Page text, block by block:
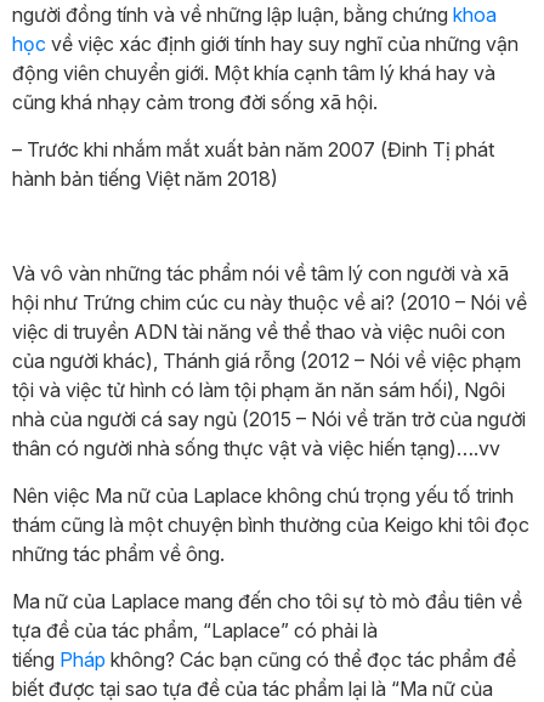
người đồng tính và về những lập luận, bằng chứng khoa
học về việc xác định giới tính hay suy nghĩ của những vận
động viên chuyển giới. Một khía cạnh tâm lý khá hay và
cũng khá nhạy cảm trong đời sống xã hội.
– Trước khi nhắm mắt xuất bản năm 2007 (Đinh Tị phát
hành bản tiếng Việt năm 2018)
Và vô vàn những tác phẩm nói về tâm lý con người và xã
hội như Trứng chim cúc cu này thuộc về ai? (2010 – Nói về
việc di truyền ADN tài năng về thể thao và việc nuôi con
của người khác), Thánh giá rỗng (2012 – Nói về việc phạm
tội và việc tử hình có làm tội phạm ăn năn sám hối), Ngôi
nhà của người cá say ngủ (2015 – Nói về trăn trở của người
thân có người nhà sống thực vật và việc hiến tạng)….vv
Nên việc Ma nữ của Laplace không chú trọng yếu tố trinh
thám cũng là một chuyện bình thường của Keigo khi tôi đọc
những tác phẩm về ông.
Ma nữ của Laplace mang đến cho tôi sự tò mò đầu tiên về
tựa đề của tác phẩm, “Laplace” có phải là
tiếng Pháp không? Các bạn cũng có thể đọc tác phẩm để
biết được tại sao tựa đề của tác phẩm lại là “Ma nữ của